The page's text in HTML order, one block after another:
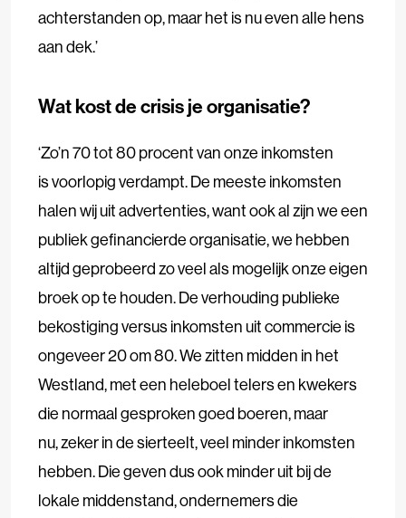
achterstanden op, maar het is nu even alle hens
aan dek.’
Wat kost de crisis je organisatie?
‘Zo’n 70 tot 80 procent van onze inkomsten
is voorlopig verdampt. De meeste inkomsten
halen wij uit advertenties, want ook al zijn we een
publiek gefinancierde organisatie, we hebben
altijd geprobeerd zo veel als mogelijk onze eigen
broek op te houden. De verhouding publieke
bekostiging versus inkomsten uit commercie is
ongeveer 20 om 80. We zitten midden in het
Westland, met een heleboel telers en kwekers
die normaal gesproken goed boeren, maar
nu, zeker in de sierteelt, veel minder inkomsten
hebben. Die geven dus ook minder uit bij de
lokale middenstand, ondernemers die